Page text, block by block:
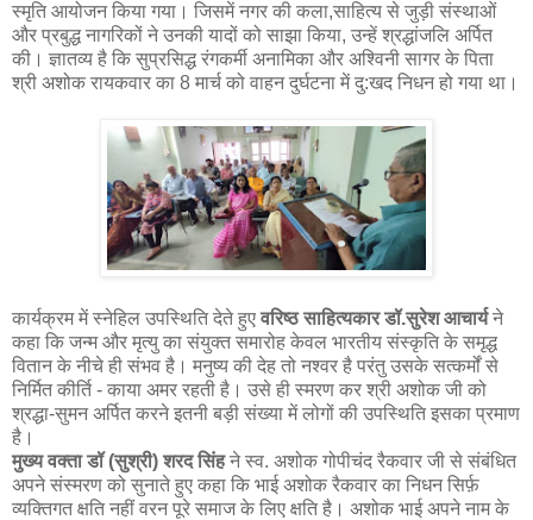
स्मृति आयोजन किया गया। जिसमें नगर की कला,साहित्य से जुड़ी संस्थाओं
और प्रबुद्ध नागरिकों ने उनकी यादों को साझा किया, उन्हें श्रद्धांजलि अर्पित
की। ज्ञातव्य है कि सुप्रसिद्ध रंगकर्मी अनामिका और अश्विनी सागर‌ के पिता
श्री अशोक रायकवार का 8 मार्च को वाहन दुर्घटना में दु:खद निधन हो गया था।
कार्यक्रम में स्नेहिल उपस्थिति देते हुएवरिष्ठ साहित्यकार डॉ.सुरेश आचार्यने
कहा कि जन्म और मृत्यु का संयुक्त समारोह केवल भारतीय संस्कृति के समृद्ध
वितान के नीचे ही संभव है। मनुष्य की देह तो नश्वर है परंतु उसके सत्कर्मों से
निर्मित कीर्ति - काया अमर रहती है। उसे ही स्मरण कर श्री अशोक जी को
श्रद्धा-सुमन अर्पित करने इतनी बड़ी संख्या में लोगों की उपस्थिति इसका प्रमाण
है।
मुख्य वक्ता डॉ (सुश्री) शरद सिंहने स्व. अशोक गोपीचंद रैकवार जी से संबंधित
अपने संस्मरण को सुनाते हुए कहा कि भाई अशोक रैकवार का निधन सिर्फ़
व्यक्तिगत क्षति नहीं वरन पूरे समाज के लिए क्षति है। अशोक भाई अपने नाम के